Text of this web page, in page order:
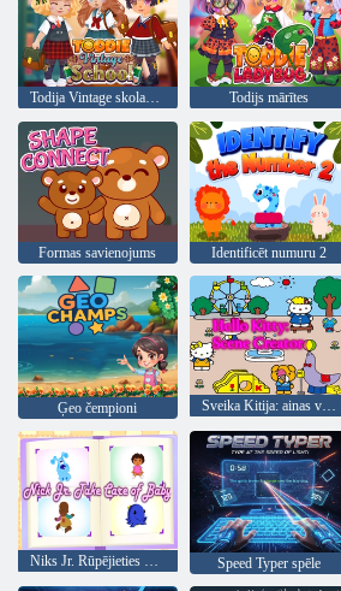
Todija Vintage skolas diena Todijs mārītes
Formas savienojums Identificēt numuru 2
Ģeo čempioni Sveika Kitija: ainas veidotājs
Niks Jr. Rūpējieties par bērnu Speed Typer spēle